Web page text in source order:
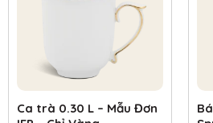
Ca trà 0.30 L – Mẫu Đơn